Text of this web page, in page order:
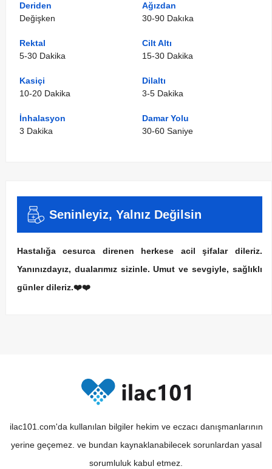
Deriden
Değişken
Ağızdan
30-90 Dakıka
Rektal
5-30 Dakika
Cilt Altı
15-30 Dakika
Kasiçi
10-20 Dakika
Dilaltı
3-5 Dakika
İnhalasyon
3 Dakika
Damar Yolu
30-60 Saniye
Seninleyiz, Yalnız Değilsin
Hastalığa cesurca direnen herkese acil şifalar dileriz.
Yanınızdayız, dualarımız sizinle. Umut ve sevgiyle, sağlıklı
günler dileriz.❤️❤️
ilac101.com'da kullanılan bilgiler hekim ve eczacı danışmanlarının
yerine geçemez. ve bundan kaynaklanabilecek sorunlardan yasal
sorumluluk kabul etmez.